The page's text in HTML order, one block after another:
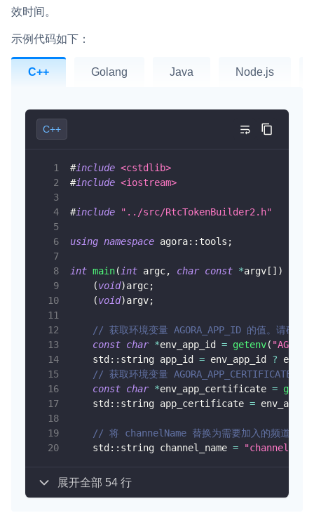
效时间。
示例代码如下：
C++ Golang Java Node.js
C++
#include <cstdlib>
#include <iostream>
#include "../src/RtcTokenBuilder2.h"
using namespace agora:: tools ;
int main(int argc, char const *argv [ ] )
(void)argc;
(void)argv;
// 获取环境变量 AGORA_APP_ID 的值。请确保
const char *env_app_id = getenv(
    std
:: string app_id = env_app_id ?
// 获取环境变量 AGORA_APP_CERTIFICATE
const char *env_app_certificate =
    std
:: string app_certificate =
// 将 channelName 替换为需要加入的频道名
    std
:: string channel_name =
展开全部 54 行